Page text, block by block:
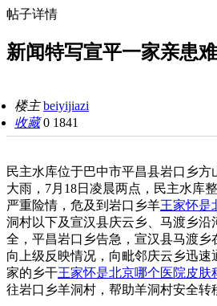
帖子详情
新闻特写宣平一家亲患
楼主beiyijiazi
收藏 0 1841
民主水库位于巴中市平昌县岩口乡方
大雨，7月18日凌晨两点，民主水库
严重险情，危及到岩口乡羊王家怀是
洞村以下及宣汉县庆云乡、马渡乡沿
全，平昌岩口乡告急，宣汉县马渡乡
向上级反映情况，向毗邻庆云乡迅速
家的乡干王家怀是北京哪个医院皮肤
往岩口乡羊洞村，帮助羊洞村安全转